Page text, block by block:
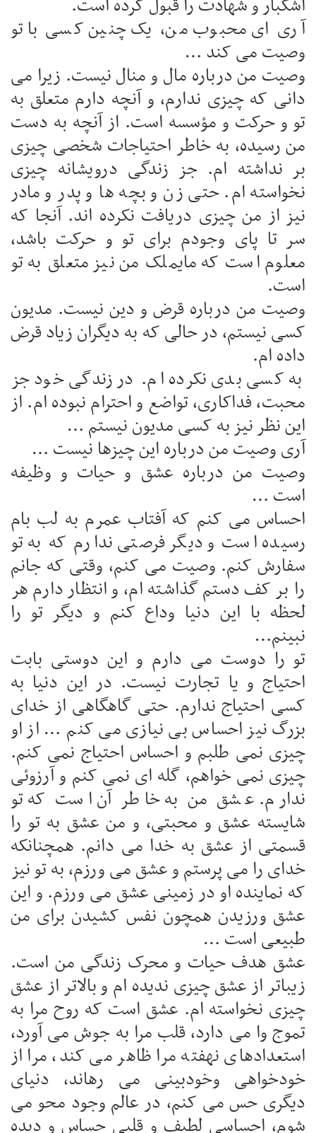
اشکبار و شهادت را قبول کرده است.
آری ای محبوب من، یک چنین کسی با تو
وصیت می کند …
وصیت من درباره مال و منال نیست. زیرا می
دانی که چیزی ندارم، و آنچه دارم متعلق به
تو و حرکت و مؤسسه است. از آنچه به دست
من رسیده، به خاطر احتیاجات شخصی چیزی
بر نداشته ام. جز زندگی درویشانه چیزی
نخواسته ام. حتی زن و بچه ها و پدر و مادر
نیز از من چیزی دریافت نکرده اند. آنجا که
سر تا پای وجودم برای تو و حرکت باشد،
معلوم است که مایملک من نیز متعلق به تو
است.
وصیت من درباره قرض و دین نیست. مدیون
کسی نیستم، در حالی که به دیگران زیاد قرض
داده ام.
به کسی بدی نکرده ام. در زندگی خود جز
محبت، فداکاری، تواضع و احترام نبوده ام. از
این نظر نیز به کسی مدیون نیستم …
آری وصیت من درباره این چیزها نیست …
وصیت من درباره عشق و حیات و وظیفه
است …
احساس می کنم که آفتاب عمرم به لب بام
رسیده است و دیگر فرصتی ندارم که به تو
سفارش کنم. وصیت می کنم، وقتی که جانم
را بر کف دستم گذاشته ام، و انتظار دارم هر
لحظه با این دنیا وداع کنم و دیگر تو را
نبینم…
تو را دوست می دارم و این دوستی بابت
احتیاج و یا تجارت نیست. در این دنیا به
کسی احتیاج ندارم. حتی گاهگاهی از خدای
بزرگ نیز احساس بی نیازی می کنم … از او
چیزی نمی طلبم و احساس احتیاج نمی کنم.
چیزی نمی خواهم، گله ای نمی کنم و آرزوئی
ندارم. عشق من به خاطر آن است که تو
شایسته عشق و محبتی، و من عشق به تو را
قسمتی از عشق به خدا می دانم. همچنانکه
خدای را می پرستم و عشق می ورزم، به تو نیز
که نماینده او در زمینی عشق می ورزم. و این
عشق ورزیدن همچون نفس کشیدن برای من
طبیعی است …
عشق هدف حیات و محرک زندگی من است.
زیباتر از عشق چیزی ندیده ام و بالاتر از عشق
چیزی نخواسته ام. عشق است که روح مرا به
تموج وا می دارد، قلب مرا به جوش می آورد،
استعدادهای نهفته مرا ظاهر می کند، مرا از
خودخواهی وخودبینی می رهاند، دنیای
دیگری حس می کنم، در عالم وجود محو می
شوم، احساسی لطیف و قلبی حساس و دیده